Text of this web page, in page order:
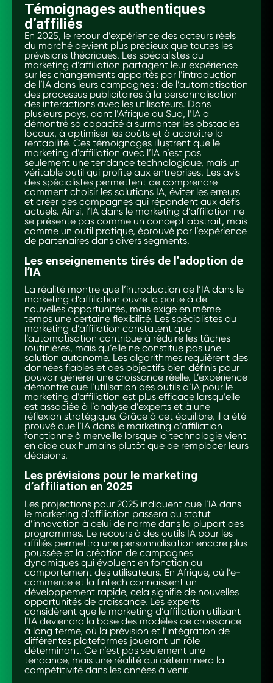
Témoignages authentiques
d’affiliés
En 2025, le retour d’expérience des acteurs réels
du marché devient plus précieux que toutes les
prévisions théoriques. Les spécialistes du
marketing d’affiliation partagent leur expérience
sur les changements apportés par l’introduction
de l’IA dans leurs campagnes : de l’automatisation
des processus publicitaires à la personnalisation
des interactions avec les utilisateurs. Dans
plusieurs pays, dont l’Afrique du Sud, l’IA a
démontré sa capacité à surmonter les obstacles
locaux, à optimiser les coûts et à accroître la
rentabilité. Ces témoignages illustrent que le
marketing d’affiliation avec l’IA n’est pas
seulement une tendance technologique, mais un
véritable outil qui profite aux entreprises. Les avis
des spécialistes permettent de comprendre
comment choisir les solutions IA, éviter les erreurs
et créer des campagnes qui répondent aux défis
actuels. Ainsi, l’IA dans le marketing d’affiliation ne
se présente pas comme un concept abstrait, mais
comme un outil pratique, éprouvé par l’expérience
de partenaires dans divers segments.
Les enseignements tirés de l’adoption de
l’IA
La réalité montre que l’introduction de l’IA dans le
marketing d’affiliation ouvre la porte à de
nouvelles opportunités, mais exige en même
temps une certaine flexibilité. Les spécialistes du
marketing d’affiliation constatent que
l’automatisation contribue à réduire les tâches
routinières, mais qu’elle ne constitue pas une
solution autonome. Les algorithmes requièrent des
données fiables et des objectifs bien définis pour
pouvoir générer une croissance réelle. L’expérience
démontre que l’utilisation des outils d’IA pour le
marketing d’affiliation est plus efficace lorsqu’elle
est associée à l’analyse d’experts et à une
réflexion stratégique. Grâce à cet équilibre, il a été
prouvé que l’IA dans le marketing d’affiliation
fonctionne à merveille lorsque la technologie vient
en aide aux humains plutôt que de remplacer leurs
décisions.
Les prévisions pour le marketing
d’affiliation en 2025
Les projections pour 2025 indiquent que l’IA dans
le marketing d’affiliation passera du statut
d’innovation à celui de norme dans la plupart des
programmes. Le recours à des outils IA pour les
affiliés permettra une personnalisation encore plus
poussée et la création de campagnes
dynamiques qui évoluent en fonction du
comportement des utilisateurs. En Afrique, où l’e-
commerce et la fintech connaissent un
développement rapide, cela signifie de nouvelles
opportunités de croissance. Les experts
considèrent que le marketing d’affiliation utilisant
l’IA deviendra la base des modèles de croissance
à long terme, où la prévision et l’intégration de
différentes plateformes joueront un rôle
déterminant. Ce n’est pas seulement une
tendance, mais une réalité qui déterminera la
compétitivité dans les années à venir.